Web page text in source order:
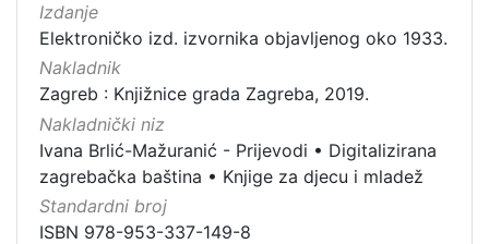
Izdanje
Elektroničko izd. izvornika objavljenog oko 1933.
Nakladnik
Zagreb : Knjižnice grada Zagreba, 2019.
Nakladnički niz
Ivana Brlić-Mažuranić - Prijevodi • Digitalizirana
zagrebačka baština • Knjige za djecu i mladež
Standardni broj
ISBN 978-953-337-149-8